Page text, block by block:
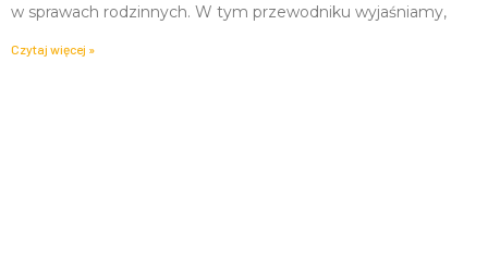
w sprawach rodzinnych. W tym przewodniku wyjaśniamy,
Czytaj więcej »